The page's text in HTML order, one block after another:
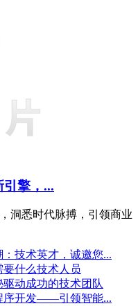
擎，...
洞悉时代脉搏，引领商业
技术英才，诚邀您...
什么技术人员
动成功的技术团队
序开发——引领智能...